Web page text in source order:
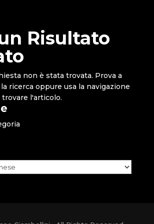
Risultato
non è stata trovata. Prova a
ricerca oppure usa la navigazione
l'articolo.